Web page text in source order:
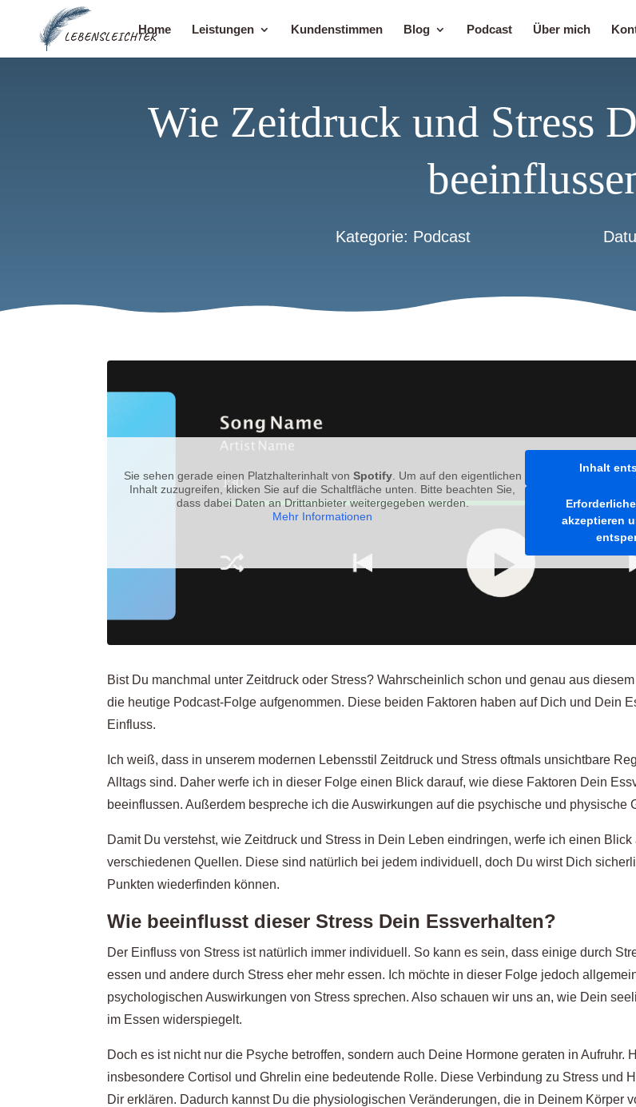
Home Leistungen Kundenstimmen Blog Podcast Über mich
Wie Zeitdruck und Stress
Kategorie: Podcast
Sie sehen gerade einen Platzhalterinhalt von Spotify. Um auf den eigentlichen
Inhalt zuzugreifen, klicken Sie auf die Schaltfläche unten. Bitte beachten Sie,
dass dabei Daten an Drittanbieter weitergegeben werden.
Mehr Informationen
Inhalt
akzeptieren
Bist Du manchmal unter Zeitdruck oder Stress? Wahrscheinlich schon und genau aus
die heutige Podcast-Folge aufgenommen. Diese beiden Faktoren haben auf Dich und Dein
Einfluss.
Ich weiß, dass in unserem modernen Lebensstil Zeitdruck und Stress oftmals unsichtbare
Alltags sind. Daher werfe ich in dieser Folge einen Blick darauf, wie diese Faktoren Dein
beeinflussen. Außerdem bespreche ich die Auswirkungen auf die psychische und physische
Damit Du verstehst, wie Zeitdruck und Stress in Dein Leben eindringen, werfe ich einen Blick
verschiedenen Quellen. Diese sind natürlich bei jedem individuell, doch Du wirst Dich
Punkten wiederfinden können.
Wie beeinflusst dieser Stress Dein Essverhalten?
Der Einfluss von Stress ist natürlich immer individuell. So kann es sein, dass einige durch
essen und andere durch Stress eher mehr essen. Ich möchte in dieser Folge jedoch
psychologischen Auswirkungen von Stress sprechen. Also schauen wir uns an, wie Dein
im Essen widerspiegelt.
Doch es ist nicht nur die Psyche betroffen, sondern auch Deine Hormone geraten in Aufruhr.
insbesondere Cortisol und Ghrelin eine bedeutende Rolle. Diese Verbindung zu Stress und
Dir erklären. Dadurch kannst Du die physiologischen Veränderungen, die in Deinem Körper